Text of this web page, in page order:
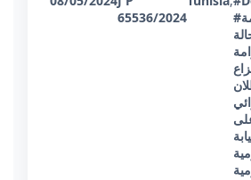
65536/2024
#محكمة